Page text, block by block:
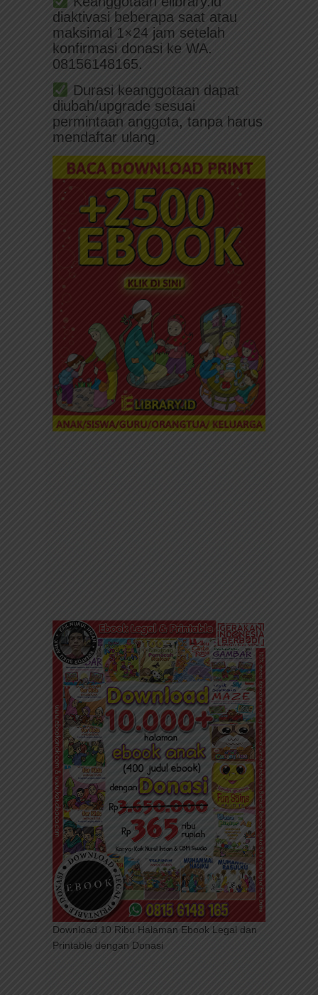
diaktivasi beberapa saat atau
maksimal 1×24 jam setelah
konfirmasi donasi ke WA.
08156148165.
Durasi keanggotaan dapat
diubah/upgrade sesuai
permintaan anggota, tanpa harus
mendaftar ulang.
Download 10 Ribu Halaman Ebook Legal dan
Printable dengan Donasi